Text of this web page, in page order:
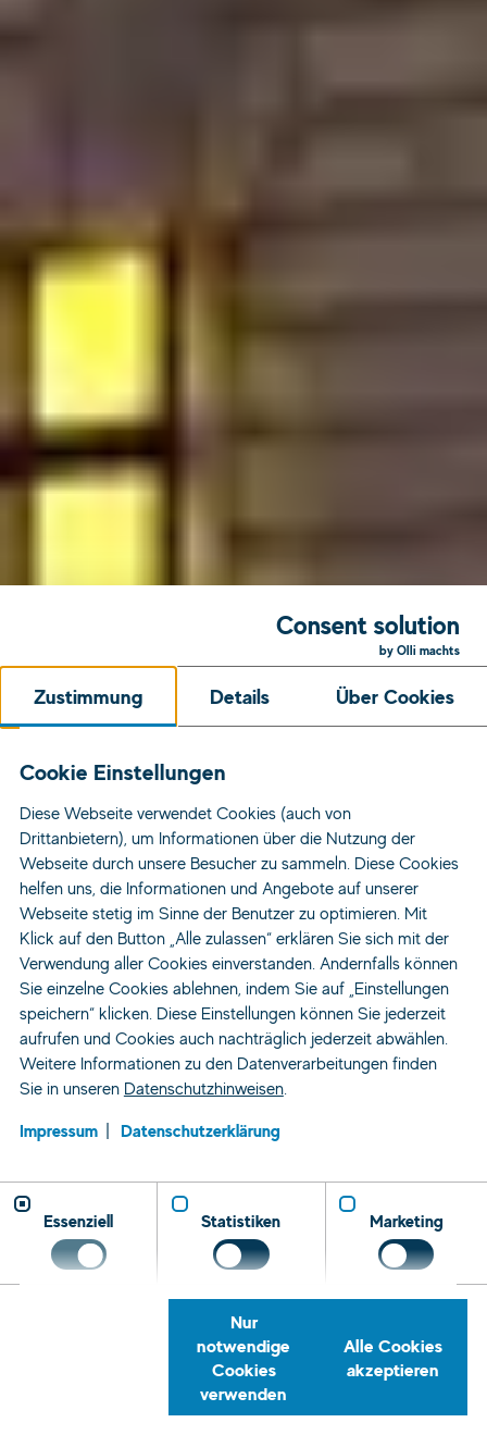
Zeitarbeit und Personaldienstleistung
Rückrufservice
Telefon E-
Consent solution
by Olli machts
Zustimmung Details Über Cookies
Cookie Einstellungen
Diese Webseite verwendet Cookies (auch von
Drittanbietern), um Informationen über die Nutzung der
Webseite durch unsere Besucher zu sammeln. Diese Cookies
helfen uns, die Informationen und Angebote auf unserer
Webseite stetig im Sinne der Benutzer zu optimieren. Mit
Klick auf den Button „Alle zulassen“ erklären Sie sich mit der
Verwendung aller Cookies einverstanden. Andernfalls können
Sie einzelne Cookies ablehnen, indem Sie auf „Einstellungen
speichern“ klicken. Diese Einstellungen können Sie jederzeit
aufrufen und Cookies auch nachträglich jederzeit abwählen.
Weitere Informationen zu den Datenverarbeitungen finden
Sie in unseren Datenschutzhinweisen.
Impressum
Datenschutzerklärung
Essenziell Statistiken Marketing
Nur
notwendige
Cookies
verwenden
Alle Cookies
akzeptieren